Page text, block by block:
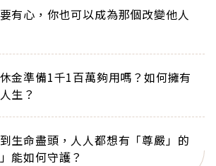
有心，你也可以成為那個改變他人
金準備1千1百萬夠用嗎？如何擁有
生？
生命盡頭，人人都想有「尊嚴」的
能如何守護？